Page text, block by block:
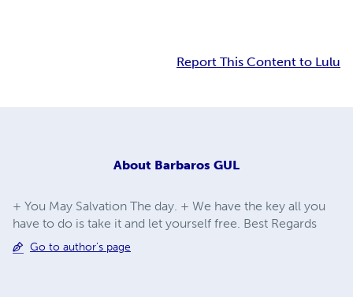
Report This Content to Lulu
About Barbaros GUL
+ You May Salvation The day. + We have the key all you
have to do is take it and let yourself free. Best Regards
Go to author's page